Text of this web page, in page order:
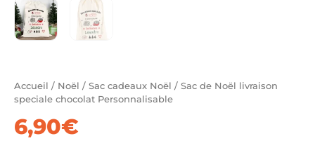
Accueil / Noël / Sac cadeaux Noël / Sac de Noël livraison
speciale chocolat Personnalisable
6,90€